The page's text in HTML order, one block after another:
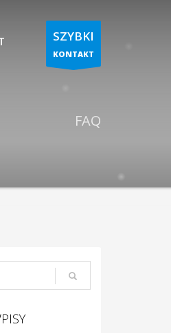
SZYBKI
KONTAKT
FAQ